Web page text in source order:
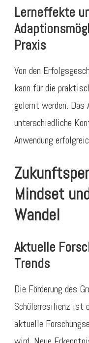
Lerneffekte
Praxis
Von den
kann für die
gelernt werden. Das
unterschiedliche
Anwendung
Mindset
Wandel
Aktuelle
Trends
Die Förderung des
Schülerresilienz ist
aktuelle